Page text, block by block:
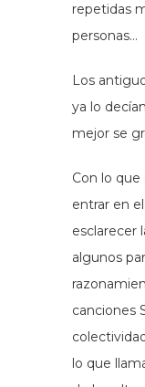
repetidas
personas…
Los
ya lo
mejor se
Con lo
entrar en
esclarecer
algunos
canciones
lo que